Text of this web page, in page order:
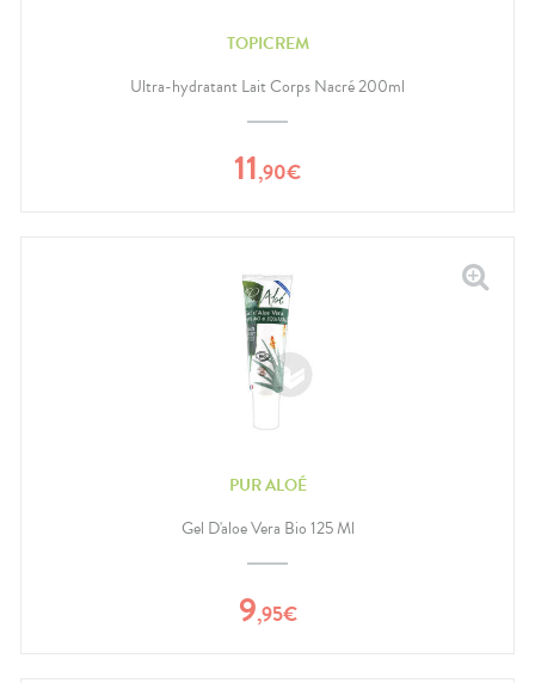
TOPICREM
Ultra-hydratant Lait Corps Nacré 200ml
11,90€
PUR ALOÉ
Gel D'aloe Vera Bio 125 Ml
9,95€